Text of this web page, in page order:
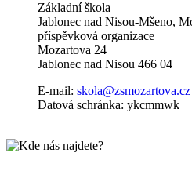
Základní škola
Jablonec nad Nisou-Mšeno,
příspěvková organizace
Mozartova 24
Jablonec nad Nisou 466 04
E-mail: skola@zsmozartova.cz
Datová schránka: ykcmmwk